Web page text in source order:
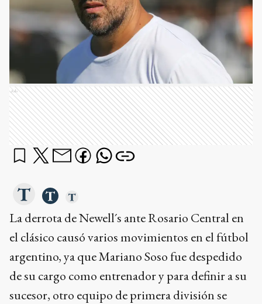
Ads
La derrota de Newell´s ante Rosario Central en
el clásico causó varios movimientos en el fútbol
argentino, ya que Mariano Soso fue despedido
de su cargo como entrenador y para definir a su
sucesor, otro equipo de primera división se